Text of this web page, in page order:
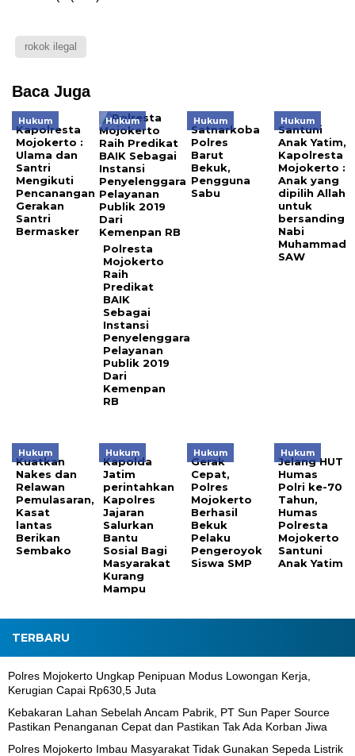
rokok ilegal
Baca Juga
Hukum
Kapolresta
Mojokerto :
Ulama dan
Santri
Mengikuti
Pencanangan
Gerakan
Santri
Bermasker
Hukum
Polresta
Mojokerto
Raih
Predikat
BAIK
Sebagai
Instansi
Penyelenggara
Pelayanan
Publik 2019
Dari
Kemenpan
RB
Hukum
Satnarkoba
Polres
Barut
Bekuk,
Pengguna
Sabu
Hukum
Santuni
Anak Yatim,
Kapolresta
Mojokerto :
Anak yang
dipilih Allah
untuk
bersanding
Nabi
Muhammad
SAW
Hukum
Kuatkan
Nakes dan
Relawan
Pemulasaran,
Kasat
lantas
Berikan
Sembako
Hukum
Kapolda
Jatim
perintahkan
Kapolres
Jajaran
Salurkan
Bantu
Sosial Bagi
Masyarakat
Kurang
Mampu
Hukum
Gerak
Cepat,
Polres
Mojokerto
Berhasil
Bekuk
Pelaku
Pengeroyok
Siswa SMP
Hukum
Jelang HUT
Humas
Polri ke-70
Tahun,
Humas
Polresta
Mojokerto
Santuni
Anak Yatim
TERBARU
Polres Mojokerto Ungkap Penipuan Modus Lowongan Kerja,
Kerugian Capai Rp630,5 Juta
Kebakaran Lahan Sebelah Ancam Pabrik, PT Sun Paper Source
Pastikan Penanganan Cepat dan Pastikan Tak Ada Korban Jiwa
Polres Mojokerto Imbau Masyarakat Tidak Gunakan Sepeda Listrik